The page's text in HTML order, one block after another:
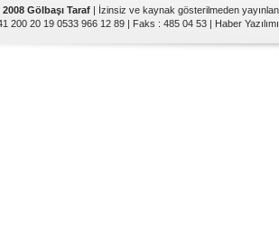
2008 Gölbaşı Taraf | İzinsiz ve kaynak gösterilmeden
200 20 19 0533 966 12 89 | Faks : 485 04 53 | Haber Yazılımı